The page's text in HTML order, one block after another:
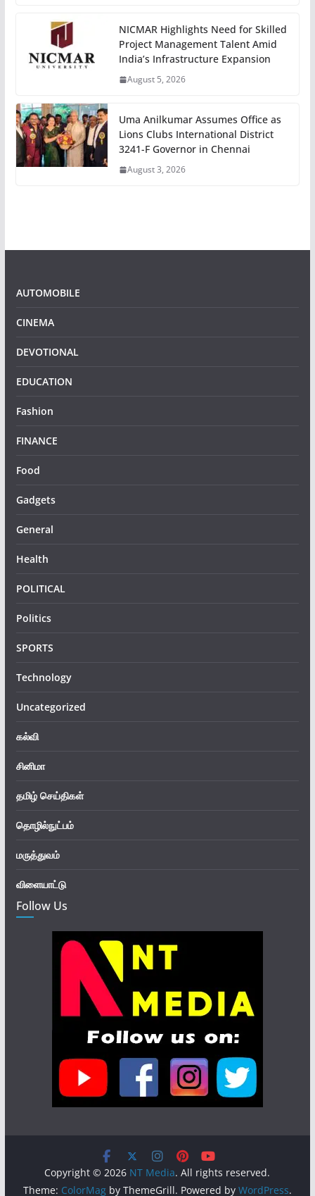
NICMAR Highlights Need for Skilled
Project Management Talent Amid
India’s Infrastructure Expansion
August 5, 2026
Uma Anilkumar Assumes Office as
Lions Clubs International District
3241-F Governor in Chennai
August 3, 2026
AUTOMOBILE
CINEMA
DEVOTIONAL
EDUCATION
Fashion
FINANCE
Food
Gadgets
General
Health
POLITICAL
Politics
SPORTS
Technology
Uncategorized
கல்வி
சினிமா
தமிழ் செய்திகள்
தொழில்நுட்பம்
மருத்துவம்
விளையாட்டு
Follow Us
Copyright © 2026 NT Media. All rights reserved.
Theme: ColorMagby ThemeGrill. Powered by WordPress.